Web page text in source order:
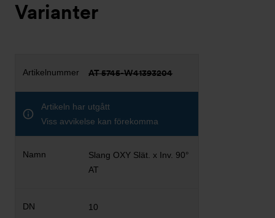
Varianter
AT 5745-W41393204
Artikeln har utgått
Viss avvikelse kan förekomma
Slang OXY Slät. x Inv. 90°
AT
10